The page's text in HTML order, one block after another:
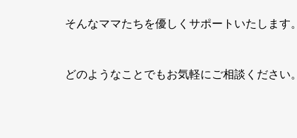
そんなママたちを優しくサポートいたします。
どのようなことでもお気軽にご相談ください。